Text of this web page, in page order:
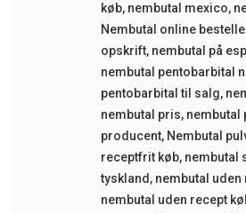
køb, nembutal mexico,
Nembutal online
opskrift, nembutal på
nembutal pentobarbital
pentobarbital til salg,
nembutal pris, nembutal
producent, Nembutal
receptfrit køb, nembutal
tyskland , nembutal uden
nembutal uden recept